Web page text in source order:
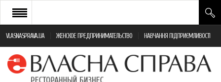
VLASNASPRAVA.UA ЖЕНСКОЕ ПРЕДПРИНИМАТЕЛЬСТВО НАВЧАННЯ ПІДПРИЄМЛИВОСТІ
НОВИНИ РЕСТОРАННОГО БІЗНЕСУ
ЯК ВІДКРИТИ ТА УСПІШНО КЕРУВАТИ